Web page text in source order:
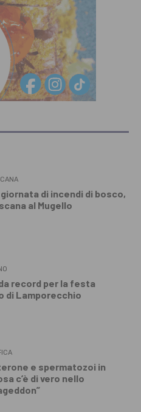
giornata di incendi di bosco,
al Mugello
record per la festa
di Lamporecchio
e spermatozoi in
c’è di vero nello